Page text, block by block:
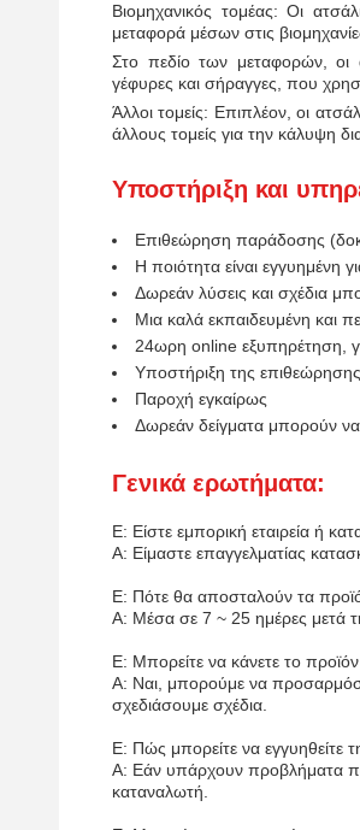
Βιομηχανικός τομέας: Οι
μεταφορά μέσων στις
Στο πεδίο των μεταφορών, οι
γέφυρες και σήραγγες, που
Άλλοι τομείς: Επιπλέον, οι
άλλους τομείς για την κάλυψη
Υποστήριξη και
Επιθεώρηση παράδοσης
Η ποιότητα είναι εγγυημένη
Δωρεάν λύσεις και σχέδια
Μια καλά εκπαιδευμένη και
24ωρη online εξυπηρέτηση,
Υποστήριξη της
Παροχή εγκαίρως
Δωρεάν δείγματα μπορούν
Γενικά ερωτήματα:
Ε: Είστε εμπορική εταιρεία ή
Α: Είμαστε επαγγελματίας
Ε: Πότε θα αποσταλούν τα
Α: Μέσα σε 7 ~ 25 ημέρες μετά
Ε: Μπορείτε να κάνετε το
Α: Ναι, μπορούμε να
σχεδιάσουμε σχέδια.
Ε: Πώς μπορείτε να εγγυηθείτε
Α: Εάν υπάρχουν προβλήματα
καταναλωτή.